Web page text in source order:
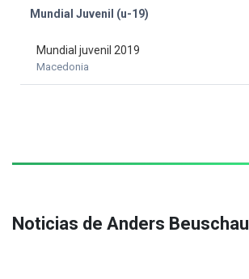
Mundial Juvenil (u-19)
Mundial juvenil 2019
Macedonia
Noticias de Anders Beuschau